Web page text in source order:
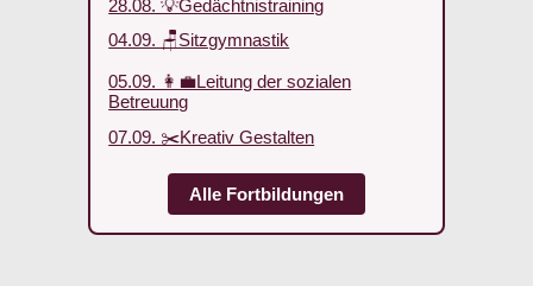
28.08. 💡Gedächtnistraining
04.09. 🪑Sitzgymnastik
05.09. 👩‍💼Leitung der sozialen
Betreuung
07.09. ✂️Kreativ Gestalten
Alle Fortbildungen